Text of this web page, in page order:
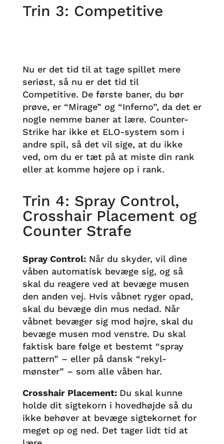
Trin 3: Competitive
Nu er det tid til at tage spillet mere
seriøst, så nu er det tid til
Competitive. De første baner, du bør
prøve, er “Mirage” og “Inferno”, da det er
nogle nemme baner at lære. Counter-
Strike har ikke et ELO-system som i
andre spil, så det vil sige, at du ikke
ved, om du er tæt på at miste din rank
eller at komme højere op i rank.
Trin 4: Spray Control,
Crosshair Placement og
Counter Strafe
Spray Control:Når du skyder, vil dine
våben automatisk bevæge sig, og så
skal du reagere ved at bevæge musen
den anden vej. Hvis våbnet ryger opad,
skal du bevæge din mus nedad. Når
våbnet bevæger sig mod højre, skal du
bevæge musen mod venstre. Du skal
faktisk bare følge et bestemt “spray
pattern” – eller på dansk “rekyl-
mønster” – som alle våben har.
Crosshair Placement: Du skal kunne
holde dit sigtekorn i hovedhøjde så du
ikke behøver at bevæge sigtekornet for
meget op og ned. Det tager lidt tid at